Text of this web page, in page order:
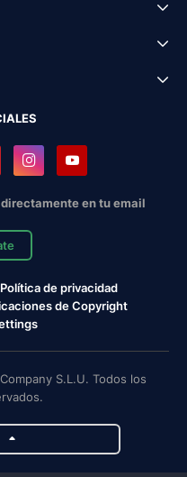
en tu email
Política de privacidad
de Copyright
S.L.U. Todos los